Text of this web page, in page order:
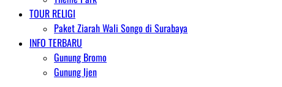
TOUR RELIGI
Paket Ziarah Wali Songo di Surabaya
INFO TERBARU
Gunung Bromo
Gunung Ijen